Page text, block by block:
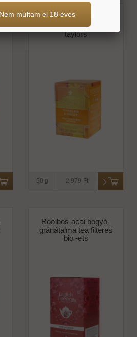
-
Mandarin-gyömbér
gyümölcstea filteres -
taylors
50 g 2.979 Ft
Rooibos-acai bogyó-
gránátalma tea filteres
bio -ets
Nem múltam el 18 éves